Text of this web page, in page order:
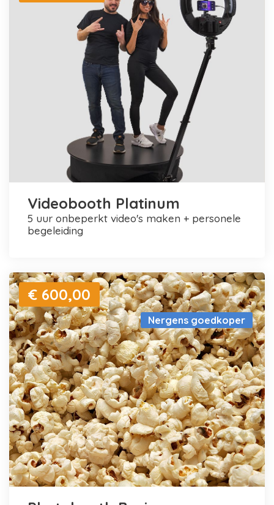
Videobooth Platinum
5 uur onbeperkt video's maken + personele
begeleiding
Nergens goedkoper
€ 600,00